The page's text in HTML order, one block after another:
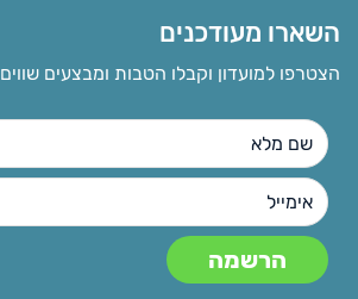
השארו מעודכנים
הצטרפו למועדון וקבלו הטבות ומבצעים שווים